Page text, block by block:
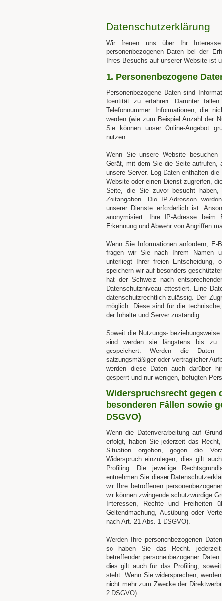
Datenschutzerklärung
Wir freuen uns über Ihr
personenbezogenen Daten bei der
Ihres Besuchs auf unserer Website ist
1. Personenbezogene
Personenbezogene Daten sind
Identität zu erfahren. Darunter
Telefonnummer. Informationen, die
werden (wie zum Beispiel Anzahl der
Sie können unser Online-Angebot
nutzen.
Wenn Sie unsere Website
Gerät, mit dem Sie die Seite aufrufen,
unsere Server. Log-Daten enthalten
Website oder einen Dienst zugreifen,
Seite, die Sie zuvor besucht haben,
Zeitangaben. Die IP-Adressen
unserer Dienste erforderlich ist.
anonymisiert. Ihre IP-Adresse beim
Erkennung und Abwehr von Angriffen
Wenn Sie Informationen anfordern, E-
fragen wir Sie nach Ihrem Namen
unterliegt Ihrer freien Entscheidung,
speichern wir auf besonders
hat der Schweiz nach
Datenschutzniveau attestiert. Eine
datenschutzrechtlich zulässig. Der
möglich. Diese sind für die
der Inhalte und Server zuständig.
Soweit die Nutzungs-
sind werden sie längstens bis zu
gespeichert. Werden die Daten
satzungsmäßiger oder vertraglicher
werden diese Daten auch darüber
gesperrt und nur wenigen, befugten
Widerspruchsrecht gegen
besonderen Fällen sowie
DSGVO)
Wenn die Datenverarbeitung auf
erfolgt, haben Sie jederzeit das
Situation ergeben, gegen die
Widerspruch einzulegen; dies gilt
Profiling. Die jeweilige
entnehmen Sie dieser
wir Ihre betroffenen
wir können zwingende schutzwürdige
Interessen, Rechte und Freiheiten
Geltendmachung, Ausübung oder
nach Art. 21 Abs. 1 DSGVO).
Werden Ihre personenbezogenen
so haben Sie das Recht, jederzeit
betreffender personenbezogener
dies gilt auch für das Profiling,
steht. Wenn Sie widersprechen,
nicht mehr zum Zwecke der
2 DSGVO).